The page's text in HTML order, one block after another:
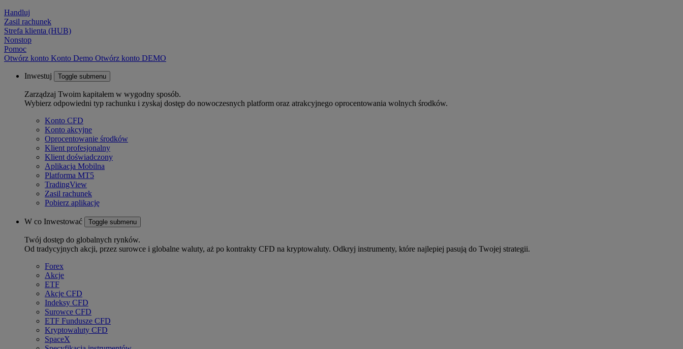
Handluj
Zasil rachunek
Strefa klienta (HUB)
Nonstop
Pomoc
Otwórz konto Konto Demo Otwórz konto DEMO
Inwestuj Toggle submenu
Zarządzaj Twoim kapitałem w wygodny sposób.
Wybierz odpowiedni typ rachunku i zyskaj dostęp do nowoczesnych platform oraz atrakcyjnego oprocentowania wolnych środków.
Konto CFD
Konto akcyjne
Oprocentowanie środków
Klient profesjonalny
Klient doświadczony
Aplikacja Mobilna
Platforma MT5
TradingView
Zasil rachunek
Pobierz aplikację
W co Inwestować Toggle submenu
Twój dostęp do globalnych rynków.
Od tradycyjnych akcji, przez surowce i globalne waluty, aż po kontrakty CFD na kryptowaluty. Odkryj instrumenty, które najlepiej pasują do Twojej strategii.
Forex
Akcje
ETF
Akcje CFD
Indeksy CFD
Surowce CFD
ETF Fundusze CFD
Kryptowaluty CFD
SpaceX